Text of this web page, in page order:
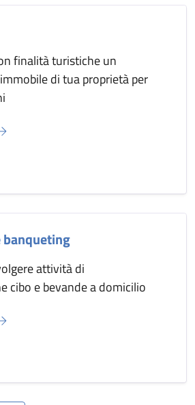
finalità turistiche un
di tua proprietà per
banqueting
attività di
cibo e bevande a domicilio